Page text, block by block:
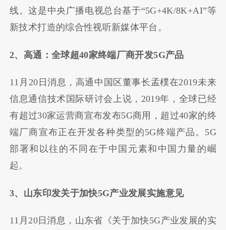
线。这是中央广播电视总台基于“5G+4K/8K+AI”等
新技术打造的综合性视听新媒体平台。
2、高通：全球超40家终端厂商开发5G产品
11月20日消息，高通中国区董事长孟樸在2019未来
信息通信技术国际研讨会上说，2019年，全球已经
有超过30家运营商宣布发布5G商用，超过40家的终
端厂商宣布正在开发各种类型的5G终端产品。5G
部署和以往的不同在于中国元素和中国力量的崛
起。
3、山东印发关于加快5G产业发展实施意见
11月20日消息，山东省《关于加快5G产业发展的实